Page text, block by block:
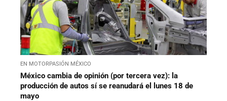
EN MOTORPASIÓN MÉXICO
México cambia de opinión (por tercera vez): la
producción de autos sí se reanudará el lunes 18 de
mayo